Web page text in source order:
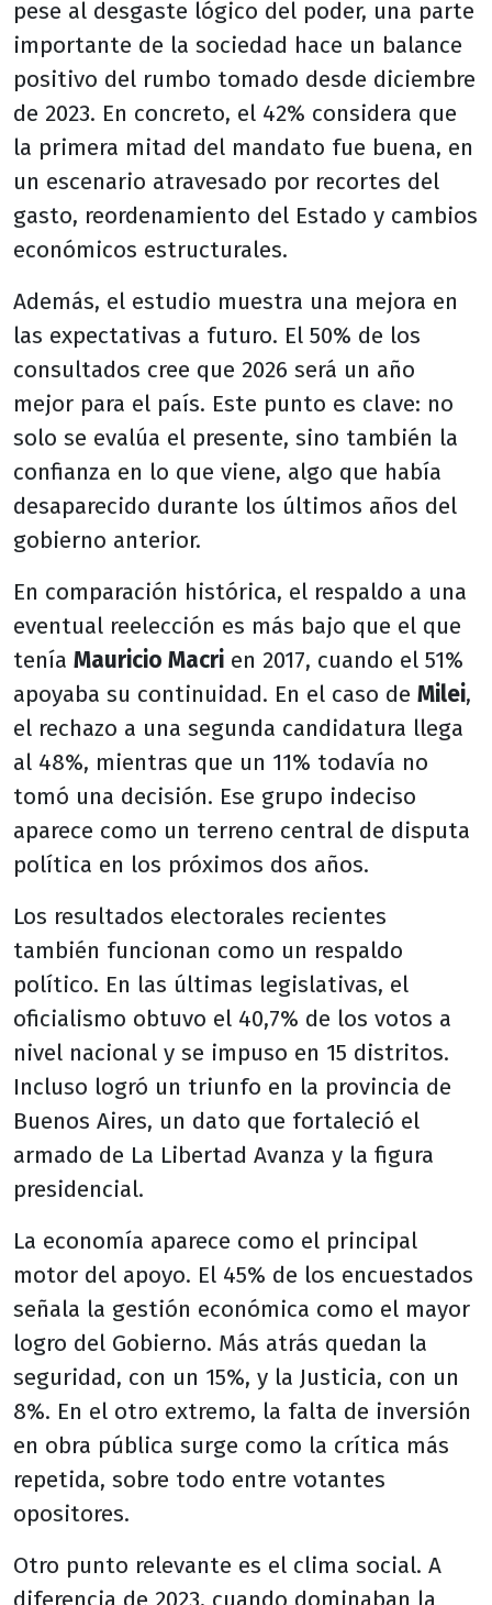
pese al desgaste lógico del poder, una parte
importante de la sociedad hace un balance
positivo del rumbo tomado desde diciembre
de 2023. En concreto, el 42% considera que
la primera mitad del mandato fue buena, en
un escenario atravesado por recortes del
gasto, reordenamiento del Estado y cambios
económicos estructurales.
Además, el estudio muestra una mejora en
las expectativas a futuro. El 50% de los
consultados cree que 2026 será un año
mejor para el país. Este punto es clave: no
solo se evalúa el presente, sino también la
confianza en lo que viene, algo que había
desaparecido durante los últimos años del
gobierno anterior.
En comparación histórica, el respaldo a una
eventual reelección es más bajo que el que
tenía Mauricio Macri en 2017, cuando el 51%
apoyaba su continuidad. En el caso de Milei,
el rechazo a una segunda candidatura llega
al 48%, mientras que un 11% todavía no
tomó una decisión. Ese grupo indeciso
aparece como un terreno central de disputa
política en los próximos dos años.
Los resultados electorales recientes
también funcionan como un respaldo
político. En las últimas legislativas, el
oficialismo obtuvo el 40,7% de los votos a
nivel nacional y se impuso en 15 distritos.
Incluso logró un triunfo en la provincia de
Buenos Aires, un dato que fortaleció el
armado de La Libertad Avanza y la figura
presidencial.
La economía aparece como el principal
motor del apoyo. El 45% de los encuestados
señala la gestión económica como el mayor
logro del Gobierno. Más atrás quedan la
seguridad, con un 15%, y la Justicia, con un
8%. En el otro extremo, la falta de inversión
en obra pública surge como la crítica más
repetida, sobre todo entre votantes
opositores.
Otro punto relevante es el clima social. A